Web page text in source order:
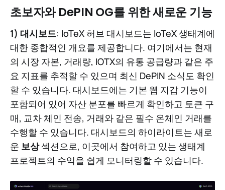
초보자와 DePIN OG를 위한 새로운 기능
1) 대시보드: IoTeX 허브 대시보드는 IoTeX 생태계에
대한 종합적인 개요를 제공합니다. 여기에서는 현재
의 시장 자본, 거래량, IOTX의 유통 공급량과 같은 주
요 지표를 추적할 수 있으며 최신 DePIN 소식도 확인
할 수 있습니다. 대시보드에는 기본 웹 지갑 기능이
포함되어 있어 자산 분포를 빠르게 확인하고 토큰 구
매, 교차 체인 전송, 거래와 같은 필수 온체인 거래를
수행할 수 있습니다. 대시보드의 하이라이트는 새로
운 보상섹션으로, 이곳에서 참여하고 있는 생태계
프로젝트의 수익을 쉽게 모니터링할 수 있습니다.